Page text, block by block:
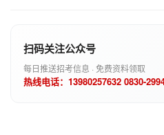
扫码关注公众号
每日推送招考信息 · 免费资料领取
热线电话：13980257632 0830-